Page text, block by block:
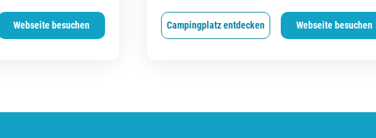
Webseite besuchen Campingplatz entdecken Webseite besuchen